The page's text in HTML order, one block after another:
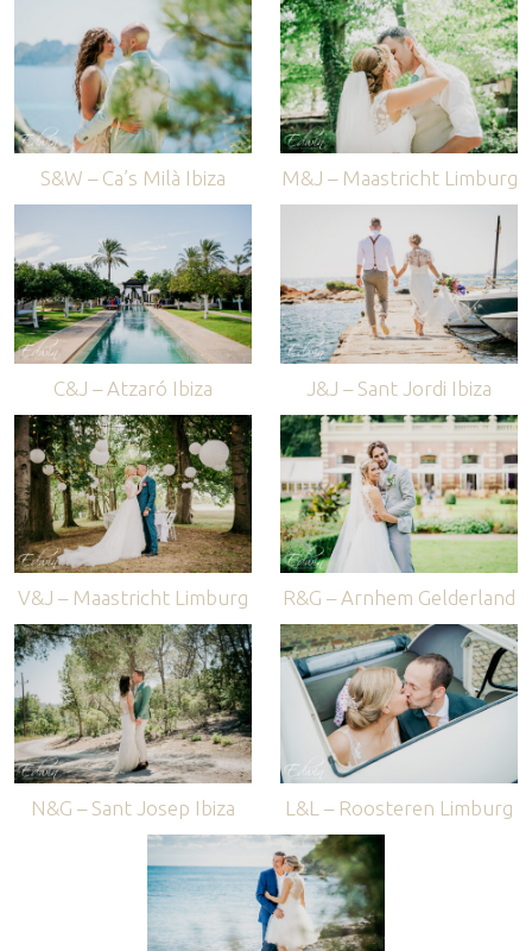
S&W – Ca’s Milà Ibiza M&J – Maastricht Limburg
C&J – Atzaró Ibiza J&J – Sant Jordi Ibiza
V&J – Maastricht Limburg R&G – Arnhem Gelderland
N&G – Sant Josep Ibiza L&L – Roosteren Limburg